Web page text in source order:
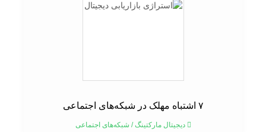
دیجیتال مارکتینگ/شبکه‌های اجتماعی